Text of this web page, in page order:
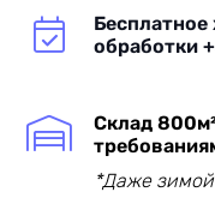
Бесплатное
обработки
Склад
*Даже зимой